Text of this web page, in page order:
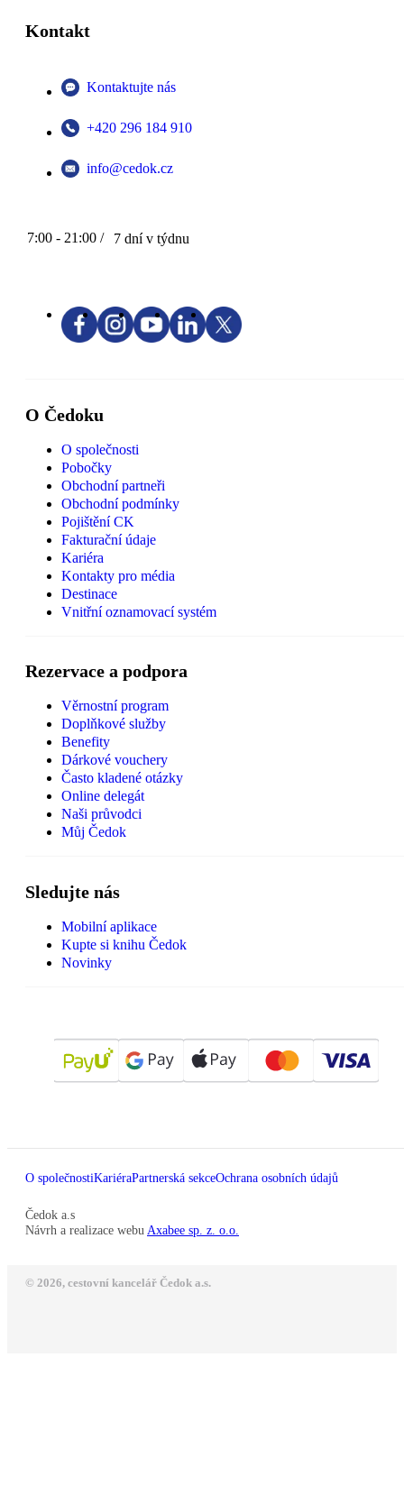
Kontakt
Kontaktujte nás
+420 296 184 910
info@cedok.cz
7:00 - 21:00 / 7 dní v týdnu
O Čedoku
O společnosti
Pobočky
Obchodní partneři
Obchodní podmínky
Pojištění CK
Fakturační údaje
Kariéra
Kontakty pro média
Destinace
Vnitřní oznamovací systém
Rezervace a podpora
Věrnostní program
Doplňkové služby
Benefity
Dárkové vouchery
Často kladené otázky
Online delegát
Naši průvodci
Můj Čedok
Sledujte nás
Mobilní aplikace
Kupte si knihu Čedok
Novinky
O společnostiKariéraPartnerská sekceOchrana osobních údajů
Čedok a.s
Návrh a realizace webu Axabee sp. z. o.o.
© 2026, cestovní kancelář Čedok a.s.